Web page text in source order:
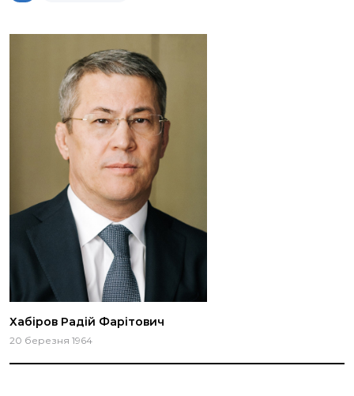
ЛІЦЕНЗУВАННЯ
ПОВІСТКИ
Хабіров Радій Фарітович
20 березня 1964